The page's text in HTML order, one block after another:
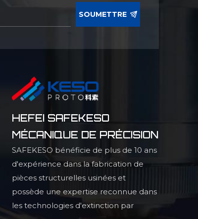
SOUMETTRE
HEFEI SAFEKESO
MÉCANIQUE DE PRÉCISION
SAFEKESO bénéficie de plus de 10 ans
d'expérience dans la fabrication de
pièces structurelles usinées et
possède une expertise reconnue dans
les technologies d'extinction par